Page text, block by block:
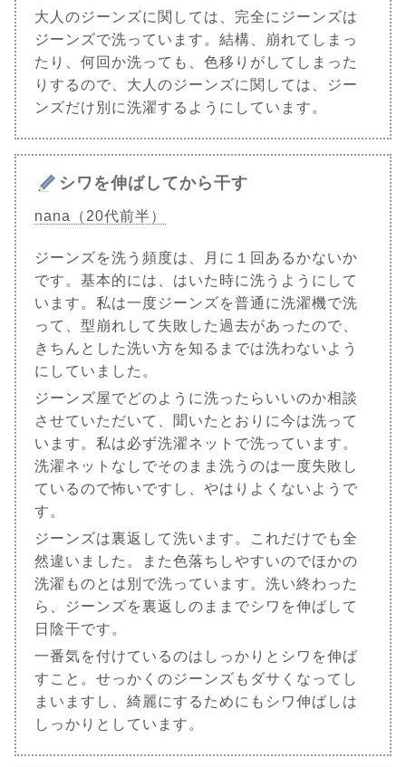
大人のジーンズに関しては、完全にジーンズは
ジーンズで洗っています。結構、崩れてしまっ
たり、何回か洗っても、色移りがしてしまった
りするので、大人のジーンズに関しては、ジー
ンズだけ別に洗濯するようにしています。
シワを伸ばしてから干す
nana（20代前半）
ジーンズを洗う頻度は、月に１回あるかないか
です。基本的には、はいた時に洗うようにして
います。私は一度ジーンズを普通に洗濯機で洗
って、型崩れして失敗した過去があったので、
きちんとした洗い方を知るまでは洗わないよう
にしていました。
ジーンズ屋でどのように洗ったらいいのか相談
させていただいて、聞いたとおりに今は洗って
います。私は必ず洗濯ネットで洗っています。
洗濯ネットなしでそのまま洗うのは一度失敗し
ているので怖いですし、やはりよくないようで
す。
ジーンズは裏返して洗います。これだけでも全
然違いました。また色落ちしやすいのでほかの
洗濯ものとは別で洗っています。洗い終わった
ら、ジーンズを裏返しのままでシワを伸ばして
日陰干です。
一番気を付けているのはしっかりとシワを伸ば
すこと。せっかくのジーンズもダサくなってし
まいますし、綺麗にするためにもシワ伸ばしは
しっかりとしています。